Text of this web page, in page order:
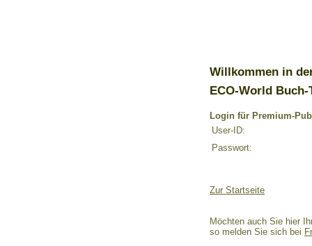
Willkommen in
ECO-World Buch-
Login für Premium-
User-ID:
Passwort:
Zur Startseite
Möchten auch Sie hier
so melden Sie sich bei